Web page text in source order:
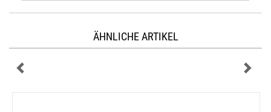
ÄHNLICHE ARTIKEL